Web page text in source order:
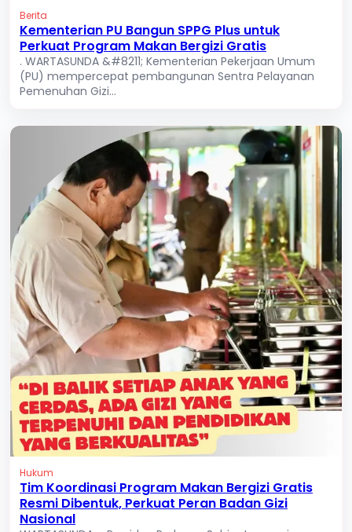
Berita
Kementerian PU Bangun SPPG Plus untuk
Perkuat Program Makan Bergizi Gratis
. WARTASUNDA &#8211; Kementerian Pekerjaan Umum
(PU) mempercepat pembangunan Sentra Pelayanan
Pemenuhan Gizi...
Hukum
Tim Koordinasi Program Makan Bergizi Gratis
Resmi Dibentuk, Perkuat Peran Badan Gizi
Nasional